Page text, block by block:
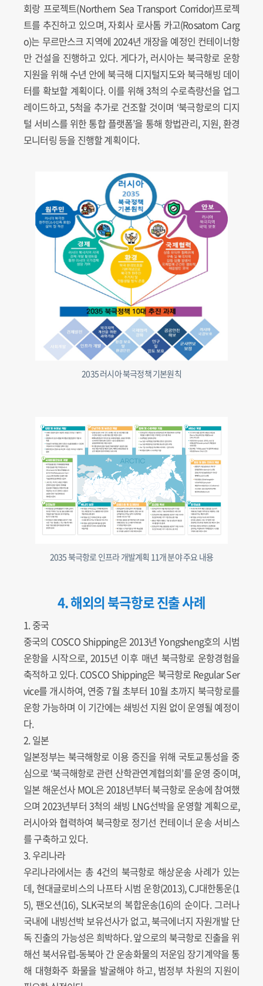
회랑 프로젝트(Northern Sea Transport Corridor)프로젝
트를 추진하고 있으며, 자회사 로사톰 카고(Rosatom Carg
o)는 무르만스크 지역에 2024년 개장을 예정인 컨테이너항
만 건설을 진행하고 있다. 게다가, 러시아는 북극항로 운항
지원을 위해 수년 안에 북극해 디지털지도와 북극해빙 데이
터를 확보할 계획이다. 이를 위해 3척의 수로측량선을 업그
레이드하고, 5척을 추가로 건조할 것이며 ‘북극항로의 디지
털 서비스를 위한 통합 플랫폼’을 통해 항법관리, 지원, 환경
모니터링 등을 진행할 계획이다.
2035 러시아 북극정책 기본원칙
2035 북극항로 인프라 개발계획 11개 분야 주요 내용
4. 해외의 북극항로 진출 사례
1. 중국
중국의 COSCO Shipping은 2013년 Yongsheng호의 시범
운항을 시작으로, 2015년 이후 매년 북극항로 운항경험을
축적하고 있다. COSCO Shipping은 북극항로 Regular Ser
vice를 개시하여, 연중 7월 초부터 10월 초까지 북극항로를
운항 가능하며 이 기간에는 쇄빙선 지원 없이 운영될 예정이
다.
2. 일본
일본정부는 북극해항로 이용 증진을 위해 국토교통성을 중
심으로 ‘북극해항로 관련 산학관연계협의회’를 운영 중이며,
일본 해운선사 MOL은 2018년부터 북극항로 운송에 참여했
으며 2023년부터 3척의 쇄빙 LNG선박을 운영할 계획으로,
러시아와 협력하여 북극항로 정기선 컨테이너 운송 서비스
를 구축하고 있다.
3. 우리나라
우리나라에서는 총 4건의 북극항로 해상운송 사례가 있는
데, 현대글로비스의 나프타 시범 운항(2013), CJ대한통운(1
5), 팬오션(16), SLK국보의 복합운송(16)의 순이다. 그러나
국내에 내빙선박 보유선사가 없고, 북극에너지 자원개발 단
독 진출의 가능성은 희박하다. 앞으로의 북극항로 진출을 위
해선 북서유럽-동북아 간 운송화물의 저운임 장기계약을 통
해 대형화주 화물을 발굴해야 하고, 범정부 차원의 지원이